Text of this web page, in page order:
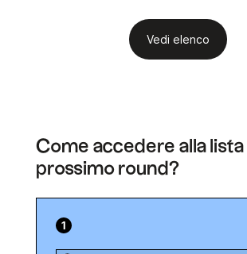
Vedi elenco
Come accedere alla lista
prossimo round?